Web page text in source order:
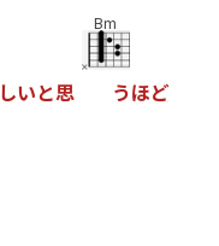
しいと思
Bm
うほど